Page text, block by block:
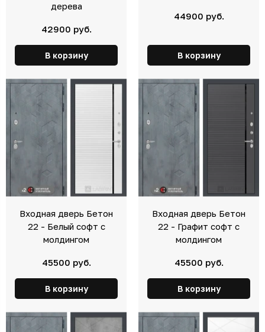
дерева
42900 руб.
В корзину
44900 руб.
В корзину
Входная дверь Бетон
22 - Белый софт с
молдингом
45500 руб.
В корзину
Входная дверь Бетон
22 - Графит софт с
молдингом
45500 руб.
В корзину